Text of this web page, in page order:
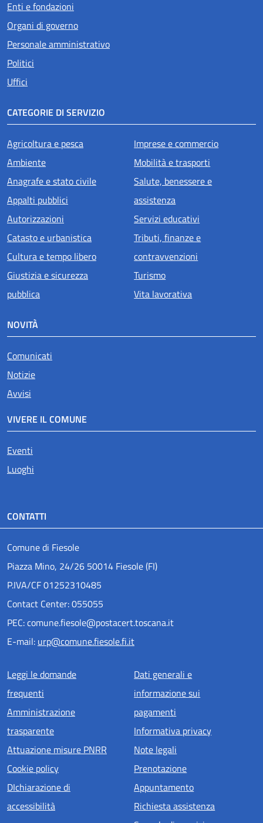
Enti e fondazioni
Organi di governo
Personale amministrativo
Politici
Uffici
CATEGORIE DI SERVIZIO
Agricoltura e pesca
Ambiente
Anagrafe e stato civile
Appalti pubblici
Autorizzazioni
Catasto e urbanistica
Cultura e tempo libero
Giustizia e sicurezza
pubblica
Imprese e commercio
Mobilità e trasporti
Salute, benessere e
assistenza
Servizi educativi
Tributi, finanze e
contravvenzioni
Turismo
Vita lavorativa
NOVITÀ
Comunicati
Notizie
Avvisi
VIVERE IL COMUNE
Eventi
Luoghi
CONTATTI
Comune di Fiesole
Piazza Mino, 24/26 50014 Fiesole (FI)
P.IVA/CF 01252310485
Contact Center: 055055
PEC: comune.fiesole@postacert.toscana.it
E-mail: urp@comune.fiesole.fi.it
Menu piè di pagina
Leggi le domande
frequenti
Amministrazione
trasparente
Attuazione misure PNRR
Cookie policy
DIchiarazione di
accessibilità
Dati generali e
informazione sui
pagamenti
Informativa privacy
Note legali
Prenotazione
Appuntamento
Richiesta assistenza